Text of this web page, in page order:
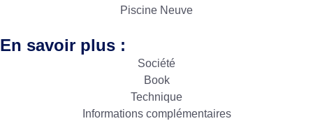
Piscine Neuve
En savoir plus :
Société
Book
Technique
Informations complémentaires